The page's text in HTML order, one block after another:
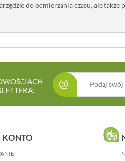
do odmierzania czasu, ale także
@
KONTO